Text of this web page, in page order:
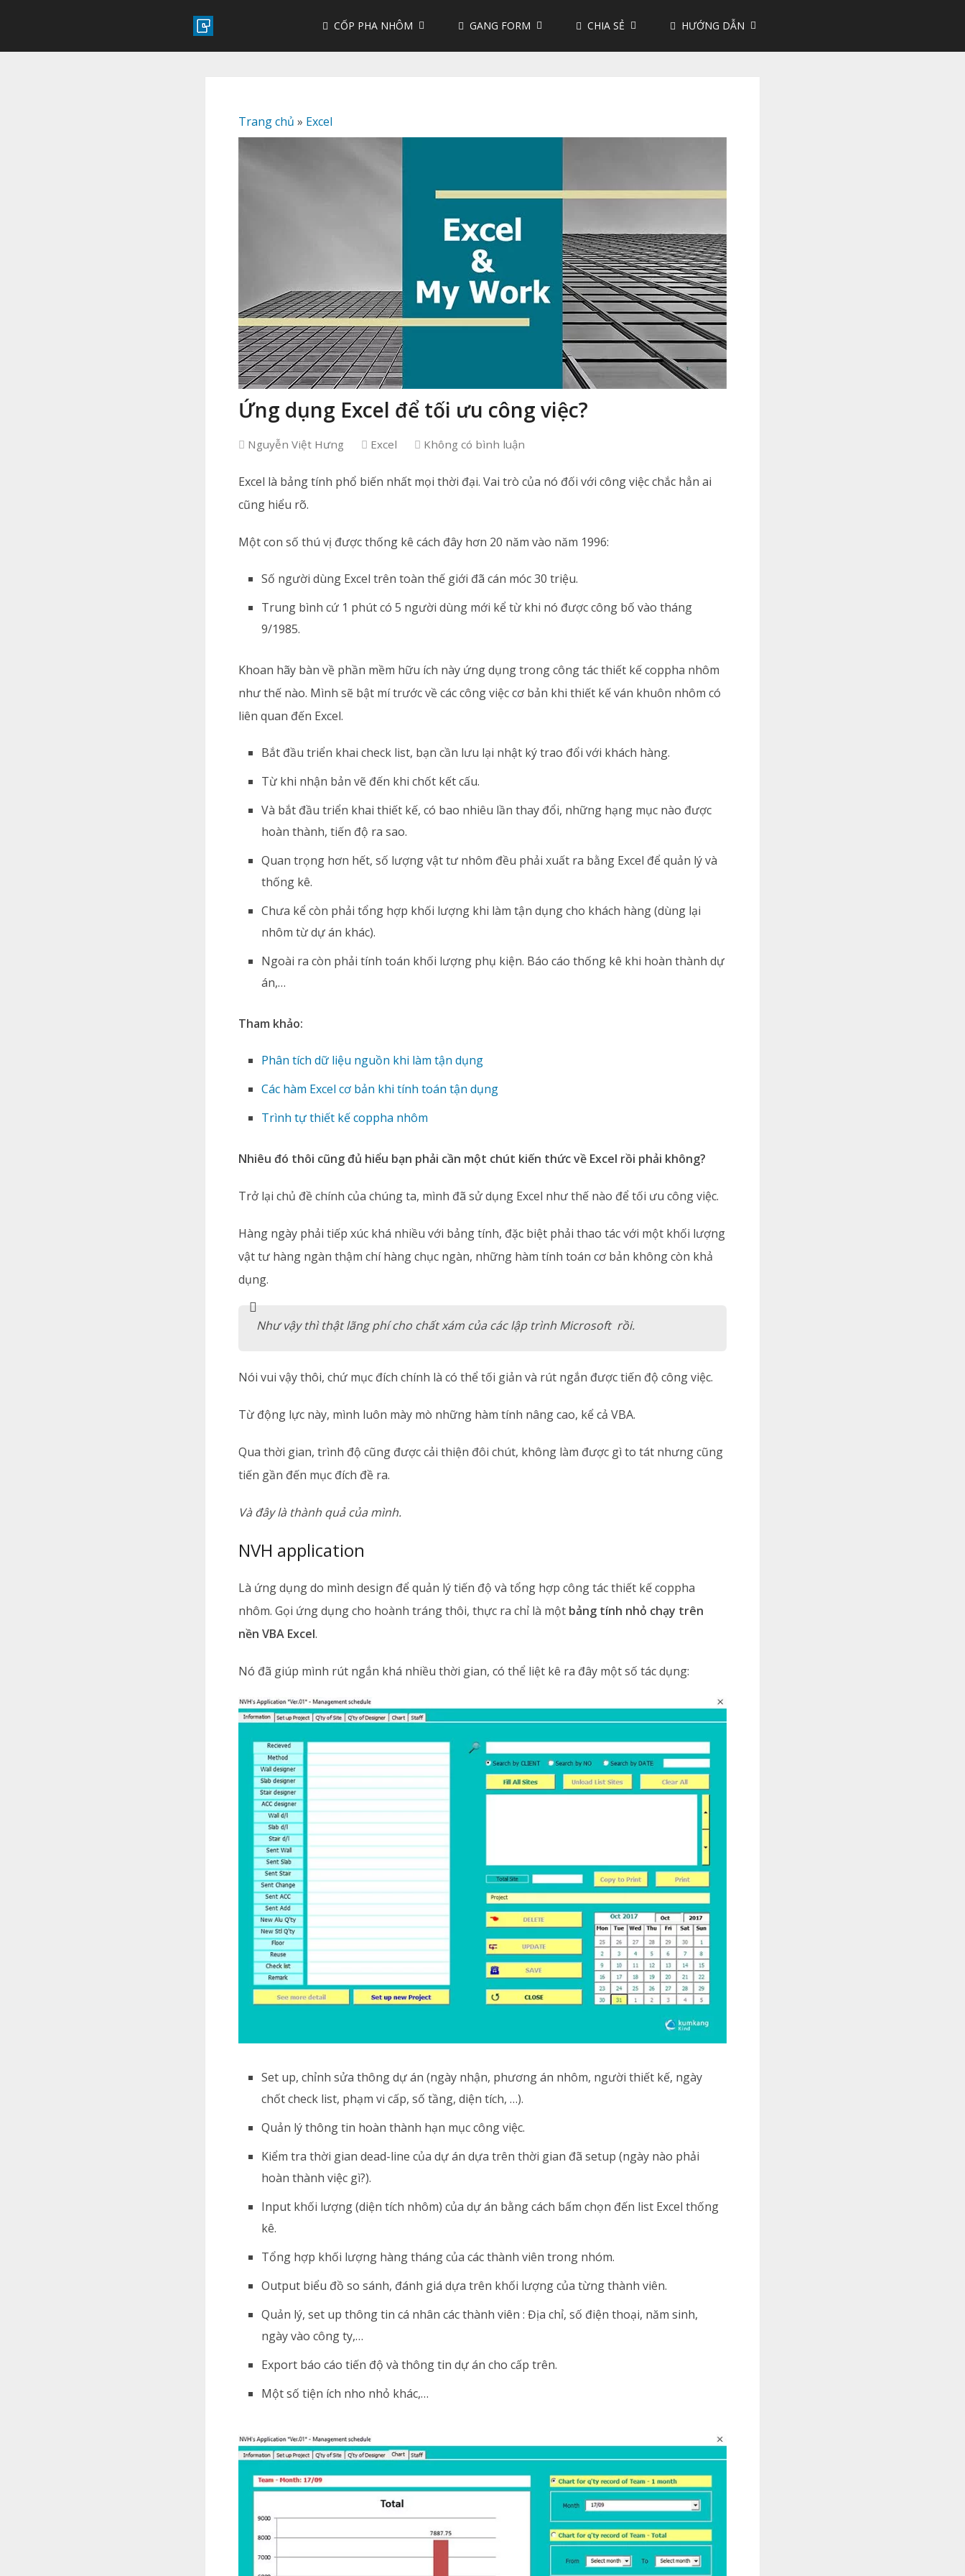
CỐP PHA NHÔM GANG FORM CHIA SẺ HƯỚNG DẪN
Trang chủ » Excel
Ứng dụng Excel để tối ưu công việc?
Nguyễn Việt Hưng Excel Không có bình luận
Excel là bảng tính phổ biến nhất mọi thời đại. Vai trò của nó đối với công việc chắc hẳn ai
cũng hiểu rõ.
Một con số thú vị được thống kê cách đây hơn 20 năm vào năm 1996:
Số người dùng Excel trên toàn thế giới đã cán móc 30 triệu.
Trung bình cứ 1 phút có 5 người dùng mới kể từ khi nó được công bố vào tháng
9/1985.
Khoan hãy bàn về phần mềm hữu ích này ứng dụng trong công tác thiết kế coppha nhôm
như thế nào. Mình sẽ bật mí trước về các công việc cơ bản khi thiết kế ván khuôn nhôm có
liên quan đến Excel.
Bắt đầu triển khai check list, bạn cần lưu lại nhật ký trao đổi với khách hàng.
Từ khi nhận bản vẽ đến khi chốt kết cấu.
Và bắt đầu triển khai thiết kế, có bao nhiêu lần thay đổi, những hạng mục nào được
hoàn thành, tiến độ ra sao.
Quan trọng hơn hết, số lượng vật tư nhôm đều phải xuất ra bằng Excel để quản lý và
thống kê.
Chưa kể còn phải tổng hợp khối lượng khi làm tận dụng cho khách hàng (dùng lại
nhôm từ dự án khác).
Ngoài ra còn phải tính toán khối lượng phụ kiện. Báo cáo thống kê khi hoàn thành dự
án,…
Tham khảo:
Phân tích dữ liệu nguồn khi làm tận dụng
Các hàm Excel cơ bản khi tính toán tận dụng
Trình tự thiết kế coppha nhôm
Nhiêu đó thôi cũng đủ hiểu bạn phải cần một chút kiến thức về Excel rồi phải không?
Trở lại chủ đề chính của chúng ta, mình đã sử dụng Excel như thế nào để tối ưu công việc.
Hàng ngày phải tiếp xúc khá nhiều với bảng tính, đặc biệt phải thao tác với một khối lượng
vật tư hàng ngàn thậm chí hàng chục ngàn, những hàm tính toán cơ bản không còn khả
dụng.
Như vậy thì thật lãng phí cho chất xám của các lập trình Microsoft rồi.
Nói vui vậy thôi, chứ mục đích chính là có thể tối giản và rút ngắn được tiến độ công việc.
Từ động lực này, mình luôn mày mò những hàm tính nâng cao, kể cả VBA.
Qua thời gian, trình độ cũng được cải thiện đôi chút, không làm được gì to tát nhưng cũng
tiến gần đến mục đích đề ra.
Và đây là thành quả của mình.
NVH application
Là ứng dụng do mình design để quản lý tiến độ và tổng hợp công tác thiết kế coppha
nhôm. Gọi ứng dụng cho hoành tráng thôi, thực ra chỉ là một bảng tính nhỏ chạy trên
nền VBA Excel.
Nó đã giúp mình rút ngắn khá nhiều thời gian, có thể liệt kê ra đây một số tác dụng:
Set up, chỉnh sửa thông dự án (ngày nhận, phương án nhôm, người thiết kế, ngày
chốt check list, phạm vi cấp, số tầng, diện tích, …).
Quản lý thông tin hoàn thành hạn mục công việc.
Kiểm tra thời gian dead-line của dự án dựa trên thời gian đã setup (ngày nào phải
hoàn thành việc gì?).
Input khối lượng (diện tích nhôm) của dự án bằng cách bấm chọn đến list Excel thống
kê.
Tổng hợp khối lượng hàng tháng của các thành viên trong nhóm.
Output biểu đồ so sánh, đánh giá dựa trên khối lượng của từng thành viên.
Quản lý, set up thông tin cá nhân các thành viên : Địa chỉ, số điện thoại, năm sinh,
ngày vào công ty,…
Export báo cáo tiến độ và thông tin dự án cho cấp trên.
Một số tiện ích nho nhỏ khác,…